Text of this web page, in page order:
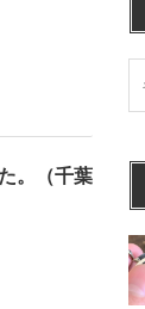
。（千葉